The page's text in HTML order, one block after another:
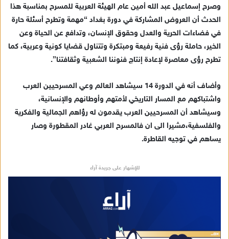
وصرح إسماعيل عبد الله أمين عام الهيئة العربية للمسرح بمناسبة هذا
الحدث أن العروض المشاركة في دورة بغداد “مهمة وتطرح أسئلة حارة
في فضاءات الحرية والعدل وحقوق الإنسان، وتدافع عن الحياة وعن
الخير، حاملة رؤى فنية رفيعة ومبتكرة وتتناول قضايا كونية وعربية، كما
تطرح رؤى معاصرة لإعادة إنتاج فنوننا الشعبية وثقافتنا”.
وأضاف أنه في الدورة 14 سيشاهد العالم وعي المسرحيين العرب
واشتباكهم مع المسار التاريخي لأمتهم وأوطانهم والإنسانية،
وسيشاهد أن المسرحيين العرب يقدمون له رؤاهم الجمالية والفكرية
والفلسفية،مشيرا الى ان فالمسرح العربي غادر المقطورة وصار
يساهم في توجيه القاطرة.
للإشهار على جريدة آراء